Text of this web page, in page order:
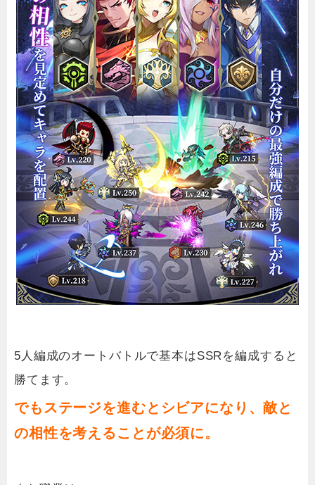
5人編成のオートバトルで基本はSSRを編成すると
勝てます。
でもステージを進むとシビアになり、敵と
の相性を考えることが必須に。